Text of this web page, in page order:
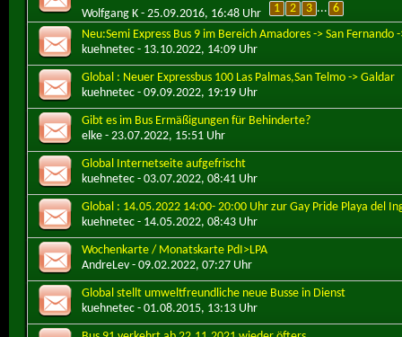
Wolfgang K - 25.09.2016, 16:48 Uhr 1 2 3 ... 6
Neu:Semi Express Bus 9 im Bereich Amadores -> San Fernando
kuehnetec - 13.10.2022, 14:09 Uhr
Global : Neuer Expressbus 100 Las Palmas,San Telmo -> Galdar
kuehnetec - 09.09.2022, 19:19 Uhr
Gibt es im Bus Ermäßigungen für Behinderte?
elke - 23.07.2022, 15:51 Uhr
Global Internetseite aufgefrischt
kuehnetec - 03.07.2022, 08:41 Uhr
Global : 14.05.2022 14:00- 20:00 Uhr zur Gay Pride Playa del
kuehnetec - 14.05.2022, 08:43 Uhr
Wochenkarte / Monatskarte PdI>LPA
AndreLev - 09.02.2022, 07:27 Uhr
Global stellt umweltfreundliche neue Busse in Dienst
kuehnetec - 01.08.2015, 13:13 Uhr